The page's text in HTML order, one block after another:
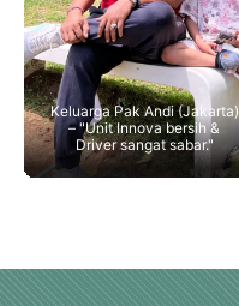
Keluarga Pak Andi (Jakarta)
– "Unit Innova bersih &
Driver sangat sabar."